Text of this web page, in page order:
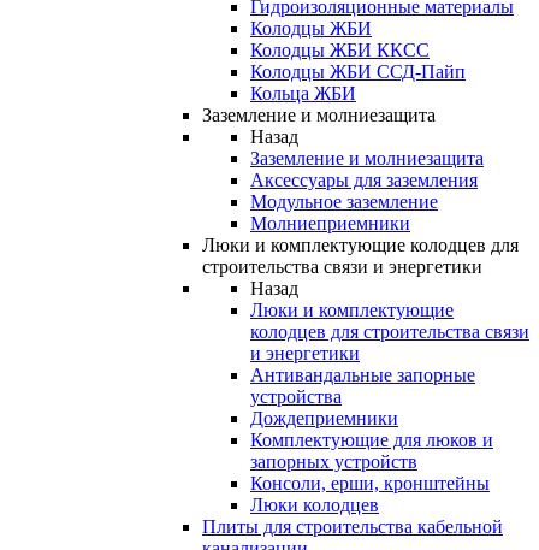
Гидроизоляционные материалы
Колодцы ЖБИ
Колодцы ЖБИ ККСС
Колодцы ЖБИ ССД-Пайп
Кольца ЖБИ
Заземление и молниезащита
Назад
Заземление и молниезащита
Аксессуары для заземления
Модульное заземление
Молниеприемники
Люки и комплектующие колодцев для
строительства связи и энергетики
Назад
Люки и комплектующие
колодцев для строительства связи
и энергетики
Антивандальные запорные
устройства
Дождеприемники
Комплектующие для люков и
запорных устройств
Консоли, ерши, кронштейны
Люки колодцев
Плиты для строительства кабельной